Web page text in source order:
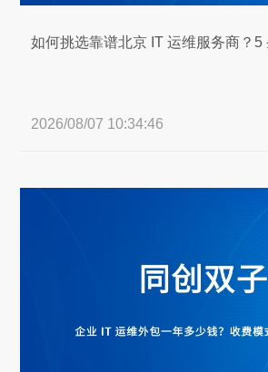
如何挑选靠谱北京 IT 运维服务商？5
2026/08/07 10:34:46